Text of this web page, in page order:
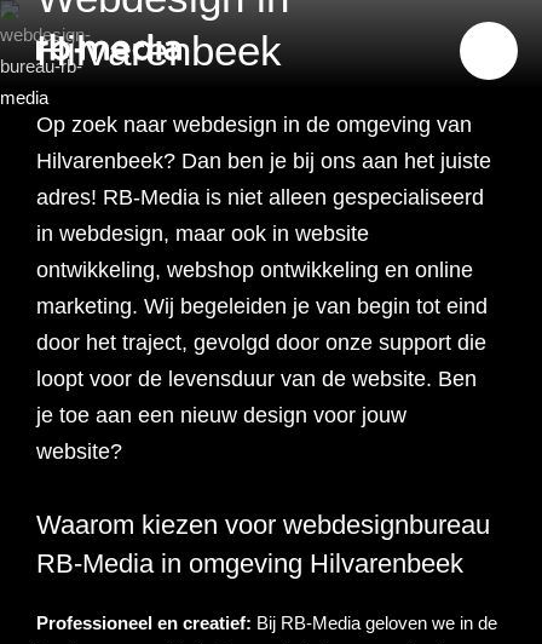
Website ontwikkeling
Website ontwikkeling
Website laten maken
Werken bij website
Webdesign bureau
Webshop ontwikkeling
Shopify webshop
ontwikkeling
Webshop laten maken
Zoho webshop
Recruitment websites
Carerix website
Bullhorn website
Vastgoed websites
Realworks website
Branding & Strategie
Branding
Merkverhaal
Doelgroep analyse
Klantreis in kaart
brengen
Strategie
Online marketing
strategie
Content strategie
Online marketing
Online marketing
Online marketing
bureau
Online marketing
uitbesteden
SEO
SEO onderzoek
Advertising
Data & inzicht
Website inzicht
Nulmeting website
Onderzoeken
Over ons
Referenties
Actueel
Hilvarenbeek
Op zoek naar webdesign in de omgeving van
Hilvarenbeek? Dan ben je bij ons aan het juiste
adres! RB-Media is niet alleen gespecialiseerd
in webdesign, maar ook in website
ontwikkeling, webshop ontwikkeling en online
marketing. Wij begeleiden je van begin tot eind
door het traject, gevolgd door onze support die
loopt voor de levensduur van de website. Ben
je toe aan een nieuw design voor jouw
website?
Waarom kiezen voor webdesignbureau
RB-Media in omgeving Hilvarenbeek
Professioneel en creatief: Bij RB-Media geloven we in de